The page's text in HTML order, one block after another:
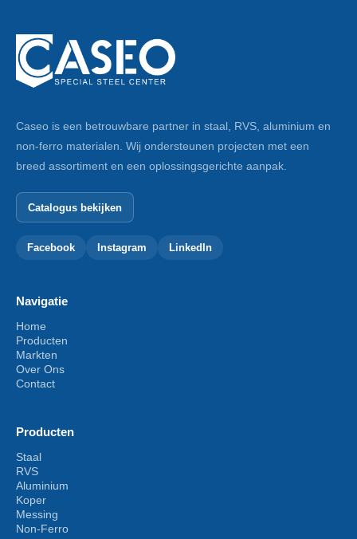
Caseo is een betrouwbare partner in staal, RVS, aluminium en
non-ferro materialen. Wij ondersteunen projecten met een
breed assortiment en een oplossingsgerichte aanpak.
Catalogus bekijken
Facebook Instagram LinkedIn
Navigatie
Home
Producten
Markten
Over Ons
Contact
Producten
Staal
RVS
Aluminium
Koper
Messing
Non-Ferro